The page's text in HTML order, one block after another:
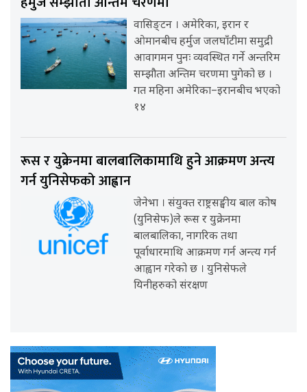
वासिङ्टन । अमेरिका, इरान र
ओमानबीच हर्मुज जलघाँटीमा समुद्री
आवागमन पुनः व्यवस्थित गर्ने अन्तरिम
सम्झौता अन्तिम चरणमा पुगेको छ ।
गत महिना अमेरिका–इरानबीच भएको
१४
रूस र युक्रेनमा बालबालिकामाथि हुने आक्रमण अन्त्य
गर्न युनिसेफको आह्वान
जेनेभा । संयुक्त राष्ट्रसङ्घीय बाल कोष
(युनिसेफ)ले रूस र युक्रेनमा
बालबालिका, नागरिक तथा
पूर्वाधारमाथि आक्रमण गर्न अन्त्य गर्न
आह्वान गरेको छ । युनिसेफले
यिनीहरुको संरक्षण